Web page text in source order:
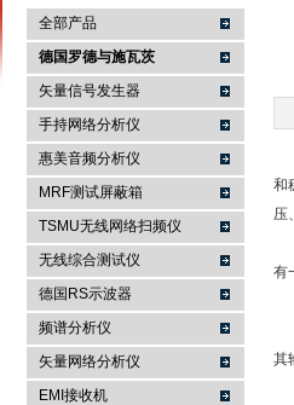
南京咏仪电子科技有限公司
全部产品
德国罗德与施瓦茨
矢量信号发生器
手持网络分析仪
惠美音频分析仪
MRF测试屏蔽箱
TSMU无线网络扫频仪
无线综合测试仪
德国RS示波器
频谱分析仪
矢量网络分析仪
EMI接收机
和
压
1
有
2
3
其